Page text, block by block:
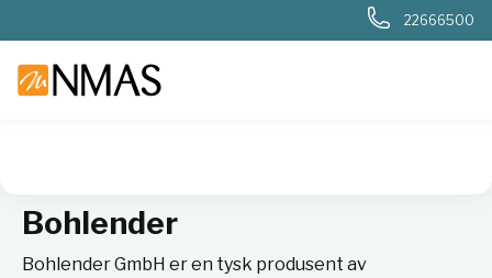
22666500
Bohlender
Bohlender GmbH er en tysk produsent av